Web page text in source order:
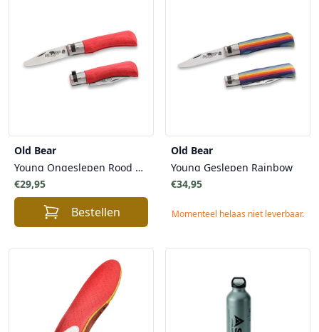
Old Bear
Young Ongeslepen Rood Kindermes
€29,95
Bestellen
Old Bear
Young Geslepen Rainbow
€34,95
Momenteel helaas niet leverbaar.